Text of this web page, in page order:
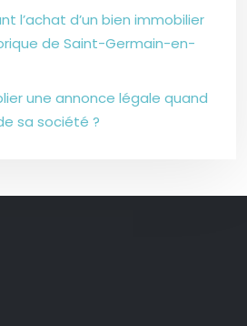
l’achat d’un bien immobilier
de Saint-Germain-en-
une annonce légale quand
sa société ?